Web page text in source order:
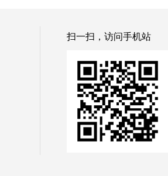
扫一扫，访问手机站